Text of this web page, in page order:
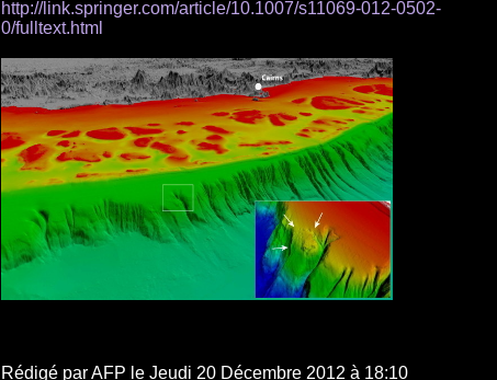
http://link.springer.com/article/10.1007/s11069-012-0502-
0/fulltext.html
Rédigé par AFP le Jeudi 20 Décembre 2012 à 18:10